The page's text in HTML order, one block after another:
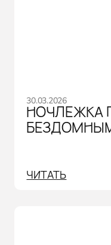
30.03.2026
НОЧЛЕЖКА
ЧИТАТЬ